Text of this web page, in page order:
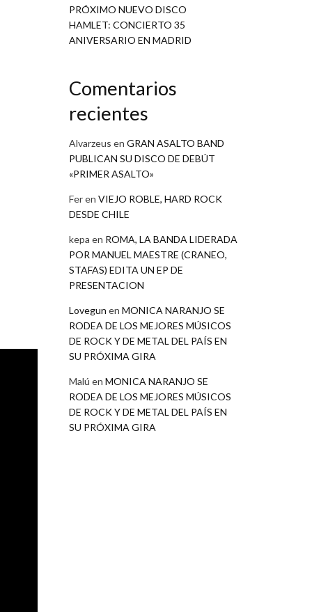
PRÓXIMO NUEVO DISCO
HAMLET: CONCIERTO 35
ANIVERSARIO EN MADRID
Comentarios
recientes
Alvarzeus en GRAN ASALTO BAND
PUBLICAN SU DISCO DE DEBÚT
«PRIMER ASALTO»
Feren VIEJO ROBLE, HARD ROCK
DESDE CHILE
kepa en ROMA, LA BANDA LIDERADA
POR MANUEL MAESTRE (CRANEO,
STAFAS) EDITA UN EP DE
PRESENTACION
Lovegun en MONICA NARANJO SE
RODEA DE LOS MEJORES MÚSICOS
DE ROCK Y DE METAL DEL PAÍS EN
SU PRÓXIMA GIRA
Malú en MONICA NARANJO SE
RODEA DE LOS MEJORES MÚSICOS
DE ROCK Y DE METAL DEL PAÍS EN
SU PRÓXIMA GIRA